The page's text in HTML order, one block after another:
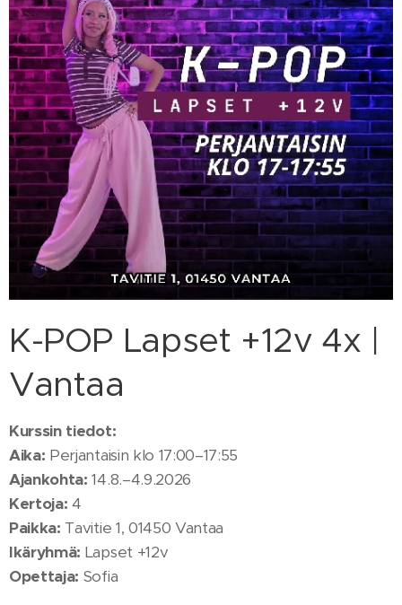
K-POP Lapset +12v 4x |
Vantaa
Kurssin tiedot:
Aika: Perjantaisin klo 17:00–17:55
Ajankohta: 14.8.–4.9.2026
Kertoja: 4
Paikka: Tavitie 1, 01450 Vantaa
Ikäryhmä: Lapset +12v
Opettaja: Sofia